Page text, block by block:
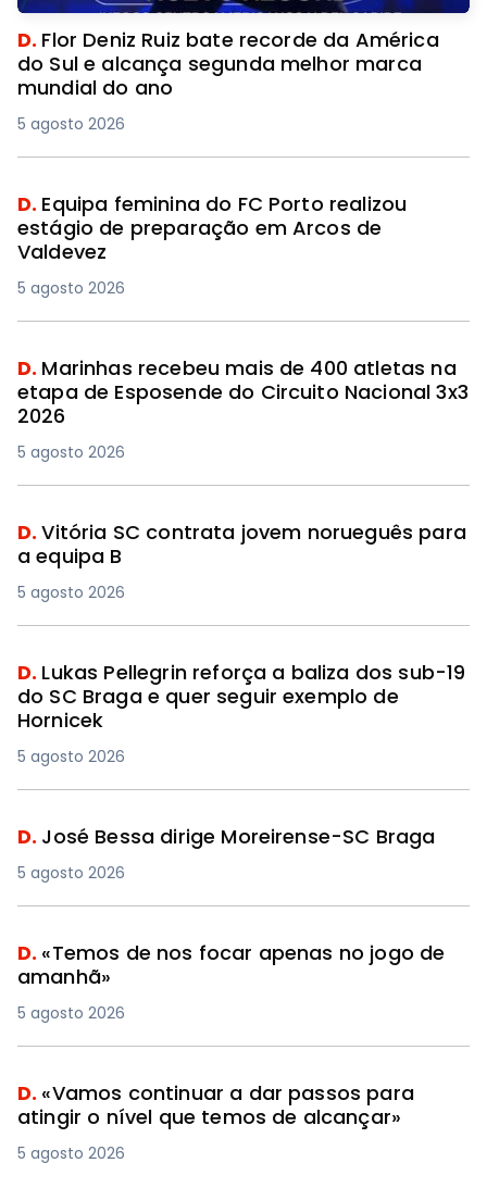
D. Flor Deniz Ruiz bate recorde da América
do Sul e alcança segunda melhor marca
mundial do ano
5 agosto 2026
D. Equipa feminina do FC Porto realizou
estágio de preparação em Arcos de
Valdevez
5 agosto 2026
D. Marinhas recebeu mais de 400 atletas na
etapa de Esposende do Circuito Nacional 3x3
2026
5 agosto 2026
D.Vitória SC contrata jovem norueguês para
a equipa B
5 agosto 2026
D. Lukas Pellegrin reforça a baliza dos sub-19
do SC Braga e quer seguir exemplo de
Hornicek
5 agosto 2026
D. José Bessa dirige Moreirense-SC Braga
5 agosto 2026
D. «Temos de nos focar apenas no jogo de
amanhã»
5 agosto 2026
D. «Vamos continuar a dar passos para
atingir o nível que temos de alcançar»
5 agosto 2026